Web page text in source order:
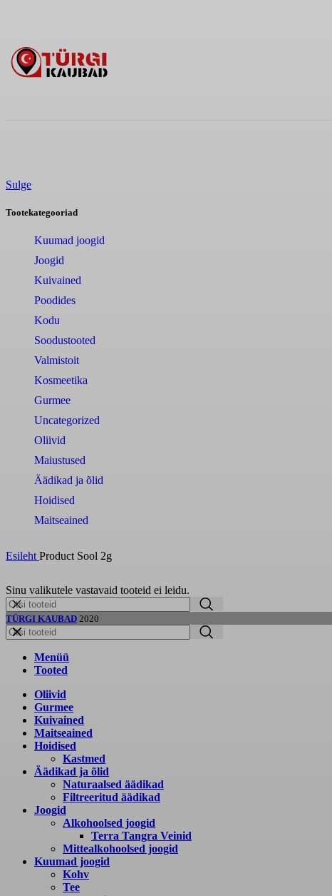
Sulge
Tootekategooriad
Kuumad joogid
Joogid
Kuivained
Poodides
Kodu
Soodustooted
Valmistoit
Kosmeetika
Gurmee
Uncategorized
Oliivid
Maiustused
Äädikad ja õlid
Hoidised
Maitseained
Esileht Product Sool 2g
Sinu valikutele vastavaid tooteid ei leidu.
TÜRGI KAUBAD 2020
Menüü
Tooted
Oliivid
Gurmee
Kuivained
Maitseained
Hoidised
Kastmed
Äädikad ja õlid
Naturaalsed äädikad
Filtreeritud äädikad
Joogid
Alkohoolsed joogid
Terra Tangra Veinid
Mittealkohoolsed joogid
Kuumad joogid
Kohv
Tee